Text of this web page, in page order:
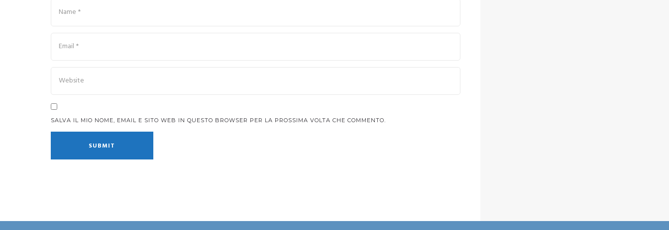
SALVA IL MIO NOME, EMAIL E SITO WEB IN QUESTO BROWSER PER LA PROSSIMA VOLTA CHE COMMENTO.